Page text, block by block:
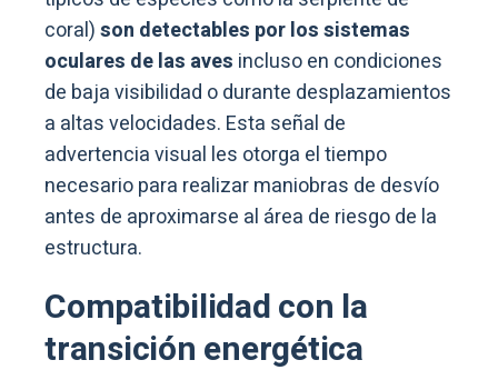
coral)son detectables por los sistemas
oculares de las aves incluso en condiciones
de baja visibilidad o durante desplazamientos
a altas velocidades. Esta señal de
advertencia visual les otorga el tiempo
necesario para realizar maniobras de desvío
antes de aproximarse al área de riesgo de la
estructura.
Compatibilidad con la
transición energética